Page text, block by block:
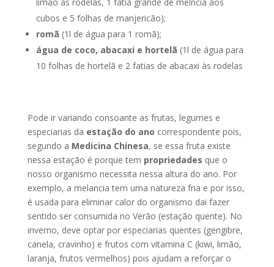
cubos e 5 folhas de manjericão);
romã (1l de água para 1 romã);
água de coco, abacaxi e hortelã (1l de água para
10 folhas de hortelã e 2 fatias de abacaxi às rodelas
Pode ir variando consoante as frutas, legumes e
especiarias da estação do ano correspondente pois,
segundo a Medicina Chinesa, se essa fruta existe
nessa estação é porque tem propriedades que o
nosso organismo necessita nessa altura do ano. Por
exemplo, a melancia tem uma natureza fria e por isso,
é usada para eliminar calor do organismo dai fazer
sentido ser consumida no Verão (estação quente). No
inverno, deve optar por especiarias quentes (gengibre,
canela, cravinho) e frutos com vitamina C (kiwi, limão,
laranja, frutos vermelhos) pois ajudam a reforçar o